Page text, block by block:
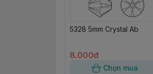
5328 5mm Crystal Ab
8.000đ
Chọn mua